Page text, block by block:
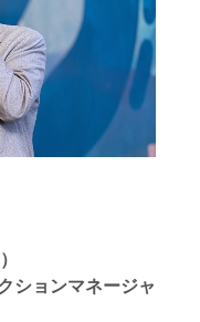
ションマネージャ